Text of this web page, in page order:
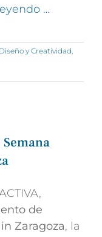
…
Diseño y Creatividad,
de
Zaragoza, la